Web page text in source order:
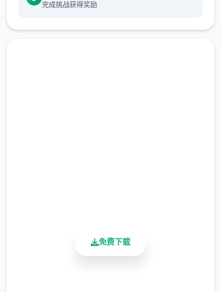
完成挑战获得奖励
免费下载